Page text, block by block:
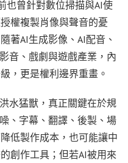
也曾針對數位掃描與AI使
權複製肖像與聲音的憂
著AI生成影像、AI配音、
音、戲劇與遊戲產業，內
，更是權利邊界重畫。
水猛獸，真正關鍵在於規
、字幕、翻譯、後製、場
低製作成本，也可能讓中
創作工具；但若AI被用來